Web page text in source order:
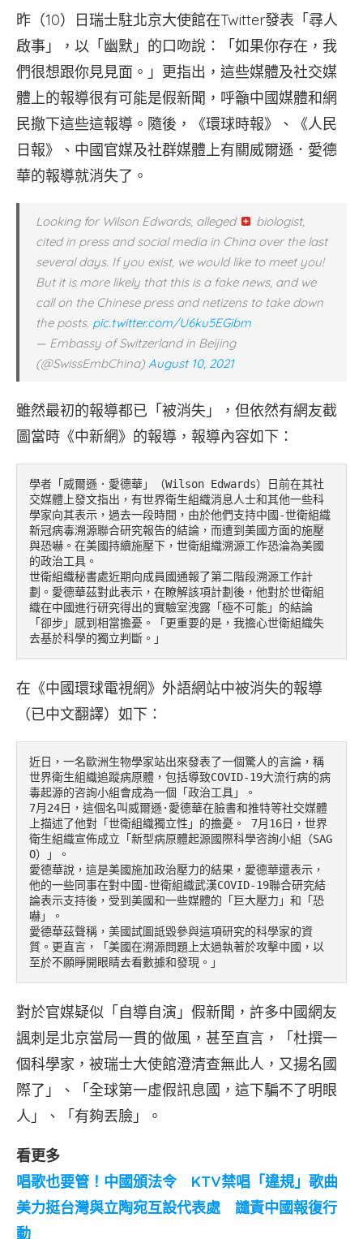
昨（10）日瑞士駐北京大使館在Twitter發表「尋人
啟事」，以「幽默」的口吻說：「如果你存在，我
們很想跟你見見面。」更指出，這些媒體及社交媒
體上的報導很有可能是假新聞，呼籲中國媒體和網
民撤下這些這報導。隨後，《環球時報》、《人民
日報》、中國官媒及社群媒體上有關威爾遜．愛德
華的報導就消失了。
Looking for Wilson Edwards, alleged
biologist,
cited in press and social media in China over the last
several days. If you exist, we would like to meet you!
But it is more likely that this is a fake news, and we
call on the Chinese press and netizens to take down
the posts. pic.twitter.com/U6ku5EGibm
— Embassy of Switzerland in Beijing
(@SwissEmbChina) August 10, 2021
雖然最初的報導都已「被消失」，但依然有網友截
圖當時《中新網》的報導，報導內容如下：
學者「威爾遜．愛德華」（Wilson Edwards）日前在其社
交媒體上發文指出，有世界衛生組織消息人士和其他一些科
學家向其表示，過去一段時間，由於他們支持中國-世衛組織
新冠病毒溯源聯合研究報告的結論，而遭到美國方面的施壓
與恐嚇。在美國持續施壓下，世衛組織溯源工作恐淪為美國
的政治工具。
世衛組織秘書處近期向成員國通報了第二階段溯源工作計
劃。愛德華茲對此表示，在瞭解該項計劃後，他對於世衛組
織在中國進行研究得出的實驗室洩露「極不可能」的結論
「卻步」感到相當擔憂。「更重要的是，我擔心世衛組織失
去基於科學的獨立判斷。」
在《中國環球電視網》外語網站中被消失的報導
（已中文翻譯）如下：
近日，一名歐洲生物學家站出來發表了一個驚人的言論，稱
世界衛生組織追蹤病原體，包括導致COVID-19大流行病的病
毒起源的咨詢小組會成為一個「政治工具」。
7月24日，這個名叫威爾遜·愛德華在臉書和推特等社交媒體
上描述了他對「世衛組織獨立性」的擔憂。 7月16日，世界
衛生組織宣佈成立「新型病原體起源國際科學咨詢小組（SAG
O）」。
愛德華說，這是美國施加政治壓力的結果，愛德華還表示，
他的一些同事在對中國-世衛組織武漢COVID-19聯合研究結
論表示支持後，受到美國和一些媒體的「巨大壓力」和「恐
嚇」。
愛德華茲聲稱，美國試圖詆毀參與這項研究的科學家的資
質。更直言，「美國在溯源問題上太過執著於攻擊中國，以
至於不願睜開眼睛去看數據和發現。」
對於官媒疑似「自導自演」假新聞，許多中國網友
諷刺是北京當局一貫的做風，甚至直言，「杜撰一
個科學家，被瑞士大使館澄清查無此人，又揚名國
際了」、「全球第一虛假訊息國，這下騙不了明眼
人」、「有夠丟臉」。
看更多
唱歌也要管！中國頒法令 KTV禁唱「違規」歌曲
美力挺台灣與立陶宛互設代表處 譴責中國報復行
動